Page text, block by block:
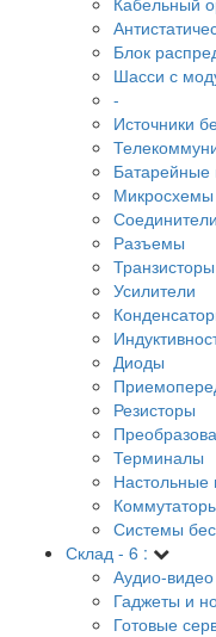
Блок
Шасси с
-
Источники
Батарейные
Микросхемы
Соединители
Разъемы
Транзисторы
Усилители
Диоды
Резисторы
Терминалы
Настольные
Системы
Склад - 6 :
Аудио-
Гаджеты и
Готовые